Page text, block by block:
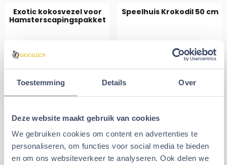
Toestemming Details Over
Deze website maakt gebruik van cookies
We gebruiken cookies om content en advertenties te
personaliseren, om functies voor social media te bieden
en om ons websiteverkeer te analyseren. Ook delen we
Exotic kokosvezel voor
Hamsterscapingspakket
€12,99
Tijdelijk uitverkocht
Speelhuis Krokodil 50 cm
Prijs: 26,99
€26,99
Alternatieve artikelen voor
Gerbilhuis Clavio iglo Multi-
color 13cm